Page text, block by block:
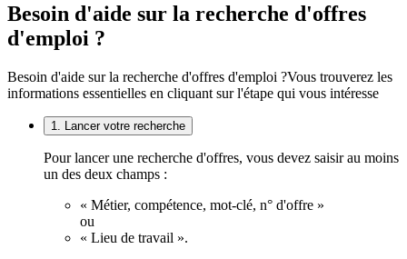
Besoin d'aide sur la recherche d'offres
d'emploi ?
Besoin d'aide sur la recherche d'offres d'emploi ?Vous trouverez les
informations essentielles en cliquant sur l'étape qui vous intéresse
1. Lancer votre recherche
Pour lancer une recherche d'offres, vous devez saisir au moins
un des deux champs :
« Métier, compétence, mot-clé, n° d'offre »
ou
« Lieu de travail ».